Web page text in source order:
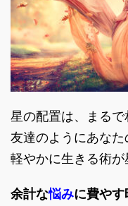
星の配置は、まるで
友達のようにあなた
軽やかに生きる術
余計な悩みに費やす